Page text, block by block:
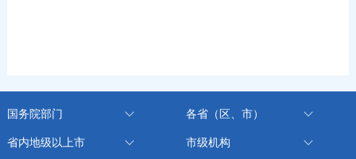
国务院部门 各省（区、市）
省内地级以上市 市级机构